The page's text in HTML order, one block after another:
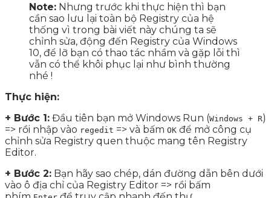
Note: Nhưng trước khi thực hiện thì bạn
cần sao lưu lại toàn bộ Registry của hệ
thống vì trong bài viết này chúng ta sẽ
chỉnh sửa, động đến Registry của Windows
10, để lỡ bạn có thao tác nhầm và gặp lỗi thì
vẫn có thể khôi phục lại như bình thường
nhé !
Thực hiện:
+ Bước 1: Đầu tiên bạn mở Windows Run (Windows + R)
=> rồi nhập vào regedit => và bấm OK để mở công cụ
chỉnh sửa Registry quen thuộc mang tên Registry
Editor.
+ Bước 2: Bạn hãy sao chép, dán đường dẫn bên dưới
vào ô địa chỉ của Registry Editor => rồi bấm